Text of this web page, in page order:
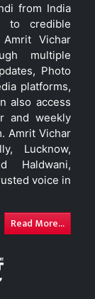
from India
to credible
Vichar
multiple
Photo
platforms,
also access
and weekly
Amrit Vichar
Lucknow,
Haldwani,
voice in
Read More...